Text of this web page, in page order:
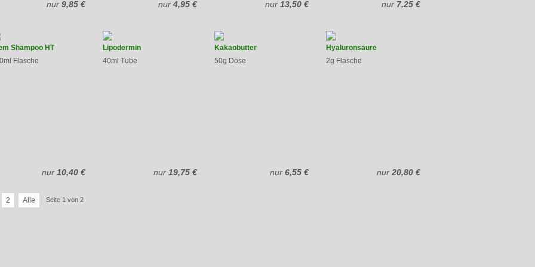
nur 9,85 € nur 4,95 € nur 13,50 € nur 7,25 €
Shampoo HT
nur 10,40 €
Flasche
Lipodermin
nur 19,75 €
40ml Tube
Kakaobutter
nur 6,55 €
50g Dose
Hyaluronsäure
nur 20,80 €
2g Flasche
2 Alle Seite 1 von 2